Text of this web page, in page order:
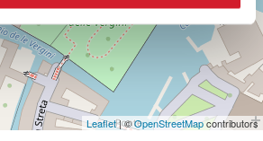
Leaflet| ©OpenStreetMapcontributors